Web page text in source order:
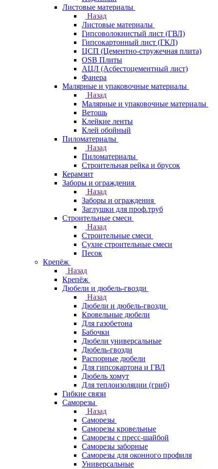
Листовые материалы
Назад
Листовые материалы
Гипсоволокнистый лист (ГВЛ)
Гипсокартонный лист (ГКЛ)
ЦСП (Цементно-стружечная плита)
OSB Плиты
АЦЛ (Асбестоцементный лист)
Фанера
Малярные и упаковочные материалы
Назад
Малярные и упаковочные материалы
Ветошь
Клейкие ленты
Клей обойный
Пиломатериалы
Назад
Пиломатериалы
Строительная рейка и брусок
Керамзит
Заборы и ограждения
Назад
Заборы и ограждения
Заглушки для проф.труб
Строительные смеси
Назад
Строительные смеси
Сухие строительные смеси
Песок
Крепёж
Назад
Крепёж
Дюбели и дюбель-гвозди
Назад
Дюбели и дюбель-гвозди
Кровельные дюбели
Для газобетона
Бабочки
Дюбели универсальные
Дюбель-гвозди
Распорные дюбели
Для гипсокартона и ГВЛ
Дюбель хомут
Для теплоизоляции (гриб)
Гибкие связи
Саморезы
Назад
Саморезы
Саморезы кровельные
Саморезы с пресс-шайбой
Саморезы заборные
Саморезы для оконного профиля
Универсальные